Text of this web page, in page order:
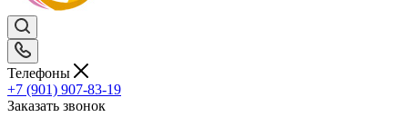
Телефоны
+7 (901) 907-83-19
Заказать звонок